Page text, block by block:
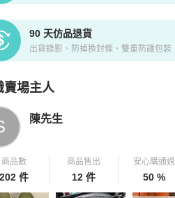
90 天仿品退貨
出貨錄影、防掉換封條、雙重防護包裝
賣場主人
拍拍圈嚴選賣家
陳先生
商品數
件
商品售出
12 件
安心購通過
50 %